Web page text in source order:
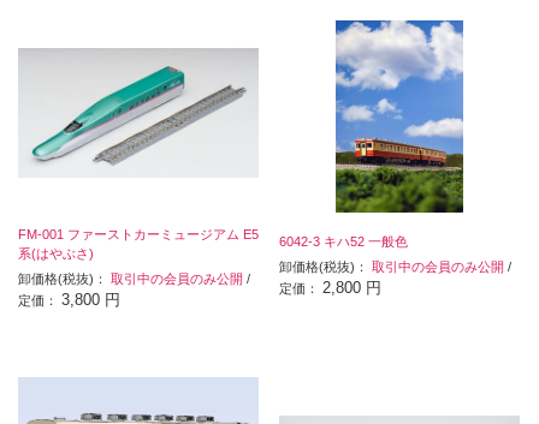
FM-001 ファーストカーミュージアム E5
系(はやぶさ)
卸価格(税抜)： 取引中の会員のみ公開 /
定価： 3,800 円
6042-3 キハ52 一般色
卸価格(税抜)：取引中の会員のみ公開 /
定価： 2,800 円